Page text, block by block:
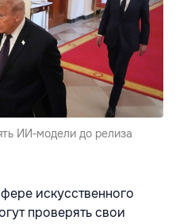
ИИ‑модели до релиза
искусственного
проверять свои